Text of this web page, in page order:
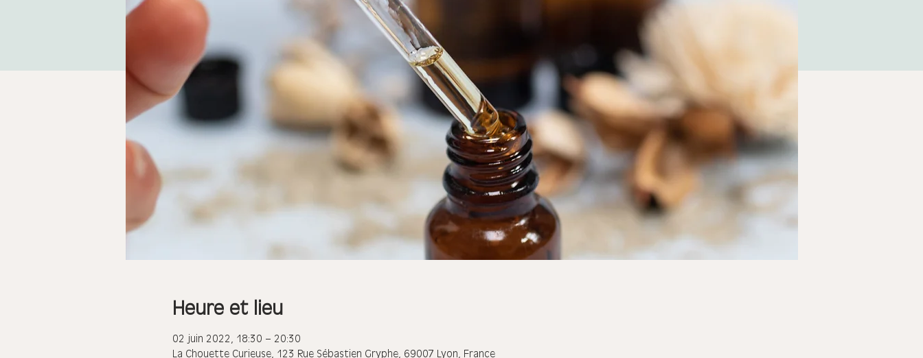
Heure et lieu
02 juin 2022, 18:30 – 20:30
La Chouette Curieuse, 123 Rue Sébastien Gryphe, 69007 Lyon, France